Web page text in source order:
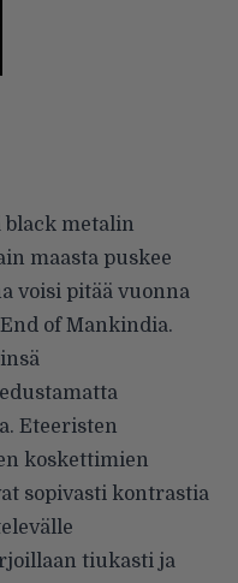
black metalin
maasta puskee
voisi pitää vuonna
of Mankindia.
Eteeristen
koskettimien
sopivasti kontrastia
tiukasti ja